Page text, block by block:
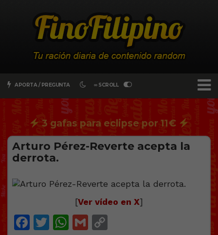
APORTA / PREGUNTA ∞ SCROLL
3 gafas para eclipse por 11€
Arturo Pérez-Reverte acepta la
derrota.
[Ver vídeo en X]
Facebook
Twitter
WhatsApp
Gmail